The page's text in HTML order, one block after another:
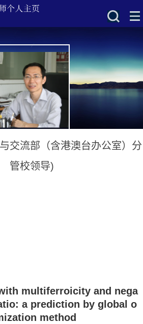
交流部（含港澳台办公室）分
管校领导)
multiferroicity and nega
a prediction by global o
method